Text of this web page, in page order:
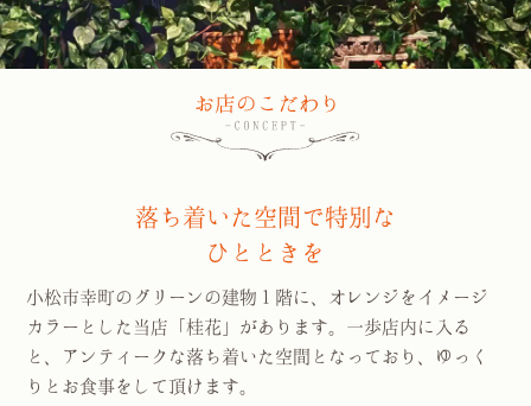
落ち着いた空間で特別な
ひとときを
小松市幸町のグリーンの建物１階に、オレンジをイメージ
カラーとした 当店「桂花」があります。 一歩店内に入る
と、アンティークな落ち着いた空間となっており、
ゆっく
りとお食事をして頂けます。